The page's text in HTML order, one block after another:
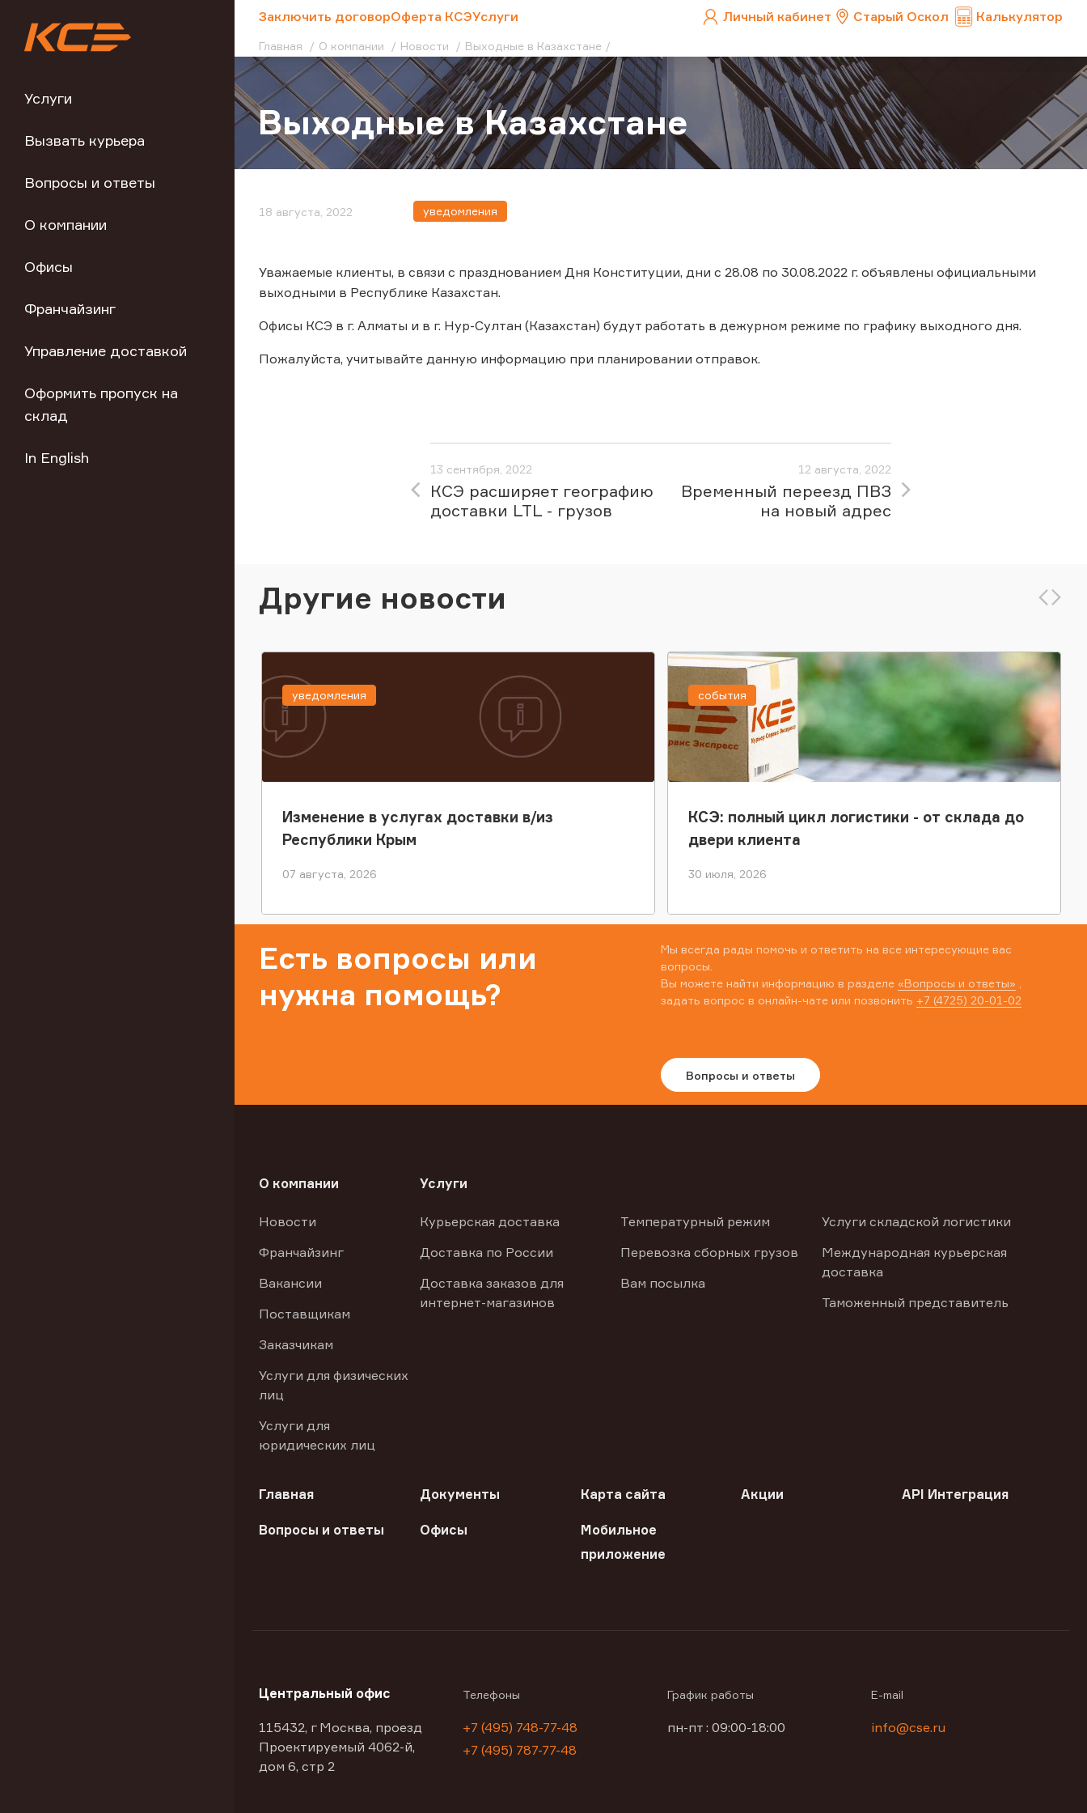
Услуги
Вызвать курьера
Вопросы и ответы
О компании
Офисы
Франчайзинг
Управление доставкой
Оформить пропуск на
склад
In English
Заключить договорОферта КСЭУслуги Личный кабинет Старый Оскол Калькулятор
Главная О компании Новости Выходные в Казахстане
Выходные в Казахстане
18 августа, 2022 уведомления
Уважаемые клиенты, в связи с празднованием Дня Конституции, дни с 28.08 по 30.08.2022 г. объявлены официальными
выходными в Республике Казахстан.
Офисы КСЭ в г. Алматы и в г. Нур-Султан (Казахстан) будут работать в дежурном режиме по графику выходного дня.
Пожалуйста, учитывайте данную информацию при планировании отправок.
13 сентября, 2022
КСЭ расширяет географию
доставки LTL - грузов
12 августа, 2022
Временный переезд ПВЗ
на новый адрес
Другие новости
Изменение в услугах доставки в/из
Республики Крым
07 августа, 2026
уведомления
КСЭ: полный цикл логистики - от склада до
двери клиента
30 июля, 2026
события
Есть вопросы или
нужна помощь?
Мы всегда рады помочь и ответить на все интересующие вас
вопросы.
Вы можете найти информацию в разделе «Вопросы и ответы»
задать вопрос в онлайн-чате или позвонить +7 (4725) 20-01-02
Вопросы и ответы
О компании
Новости
Франчайзинг
Вакансии
Поставщикам
Заказчикам
Услуги для физических
лиц
Услуги для
юридических лиц
Услуги
Курьерская доставка
Доставка по России
Доставка заказов для
интернет-магазинов
Температурный режим
Перевозка сборных грузов
Вам посылка
Услуги складской логистики
Международная курьерская
доставка
Таможенный представитель
Главная Документы Карта сайта Акции API Интеграция
Вопросы и ответы Офисы
Мобильное
приложение
Центральный офис
115432, г Москва, проезд
Проектируемый 4062-й,
дом 6, стр 2
Телефоны
+7 (495) 748-77-48
+7 (495) 787-77-48
График работы
пн-пт : 09:00-18:00
E-mail
info@cse.ru